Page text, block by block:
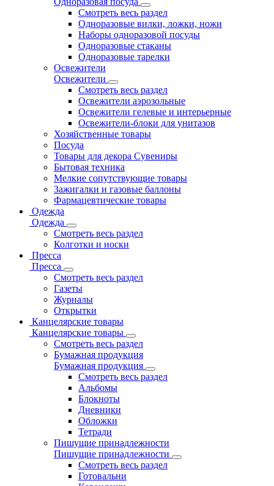
Смотреть весь раздел
Одноразовые вилки, ложки, ножи
Наборы одноразовой посуды
Одноразовые стаканы
Одноразовые тарелки
Освежители
Освежители
Смотреть весь раздел
Освежители аэрозольные
Освежители гелевые и интерьерные
Освежители-блоки для унитазов
Хозяйственные товары
Посуда
Товары для декора Сувениры
Бытовая техника
Мелкие сопутствующие товары
Зажигалки и газовые баллоны
Фармацевтические товары
Одежда
Одежда
Смотреть весь раздел
Колготки и носки
Пресса
Пресса
Смотреть весь раздел
Газеты
Журналы
Открытки
Канцелярские товары
Канцелярские товары
Смотреть весь раздел
Бумажная продукция
Бумажная продукция
Смотреть весь раздел
Альбомы
Блокноты
Дневники
Обложки
Тетради
Пишущие принадлежности
Пишущие принадлежности
Смотреть весь раздел
Готовальни